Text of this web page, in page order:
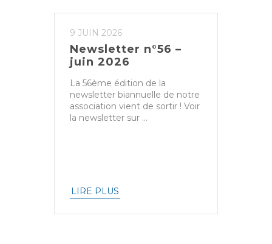
9 JUIN 2026
Newsletter n°56 –
juin 2026
La 56ème édition de la
newsletter biannuelle de notre
association vient de sortir ! Voir
la newsletter sur ...
LIRE PLUS